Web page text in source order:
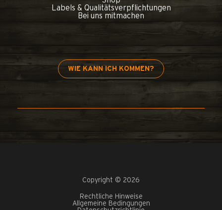
Labels & Qualitätsverpflichtungen
Bei uns mitmachen
WIE KANN ICH KOMMEN?
Copyright © 2026
Rechtliche Hinweise
Allgemeine Bedingungen